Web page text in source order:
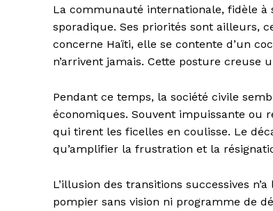
La communauté internationale, fidèle
sporadique. Ses priorités sont ailleurs,
concerne Haïti, elle se contente d’un
n’arrivent jamais. Cette posture creuse
Pendant ce temps, la société civile
économiques. Souvent impuissante ou
qui tirent les ficelles en coulisse. Le
qu’amplifier la frustration et la
L’illusion des transitions successives
pompier sans vision ni programme de